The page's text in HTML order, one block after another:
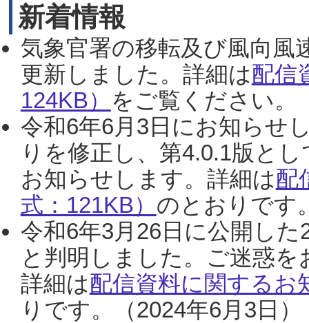
新着情報
気象官署の移転及び風向風
更新しました。詳細は配信
124KB） をご覧ください。
令和6年6月3日にお知らせ
りを修正し、第4.0.1版と
お知らせします。詳細は配
式：121KB） のとおりです
令和6年3月26日に公開し
と判明しました。ご迷惑
詳細は配信資料に関するお
りです。（2024年6月3日）